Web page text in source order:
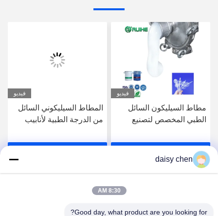
فيديو
مطاط السيليكون السائل
الطبي المخصص لتصنيع
احصل على افضل سعر
فيديو
المطاط السيليكوني السائل
من الدرجة الطبية لأنابيب
daisy chen
8:30 AM
Good day, what product are you looking for?